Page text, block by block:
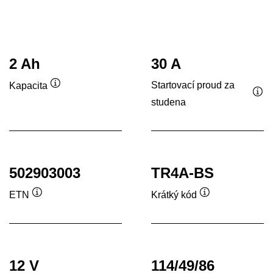
2 Ah
Kapacita
30 A
Startovací proud za
studena
502903003
ETN
TR4A-BS
Krátký kód
12 V 114/49/86